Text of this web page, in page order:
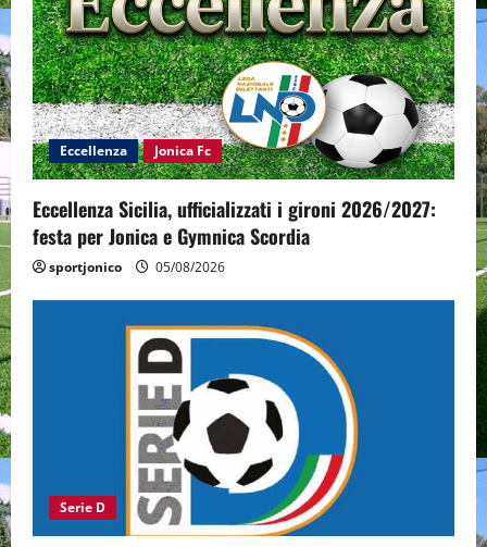
Eccellenza Jonica Fc
Eccellenza Sicilia, ufficializzati i gironi 2026/2027:
festa per Jonica e Gymnica Scordia
sportjonico 05/08/2026
Serie D